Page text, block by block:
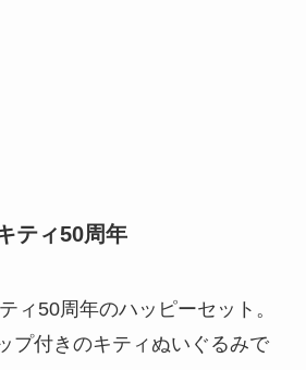
ティ50周年
ィ50周年のハッピーセット。
プ付きのキティぬいぐるみで